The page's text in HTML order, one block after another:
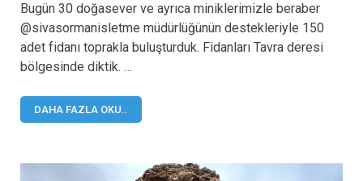
Bugün 30 doğasever ve ayrıca miniklerimizle beraber
@sivasormanisletme müdürlüğünün destekleriyle 150
adet fidanı toprakla buluşturduk. Fidanları Tavra deresi
bölgesinde diktik. …
DAHA FAZLA OKU..